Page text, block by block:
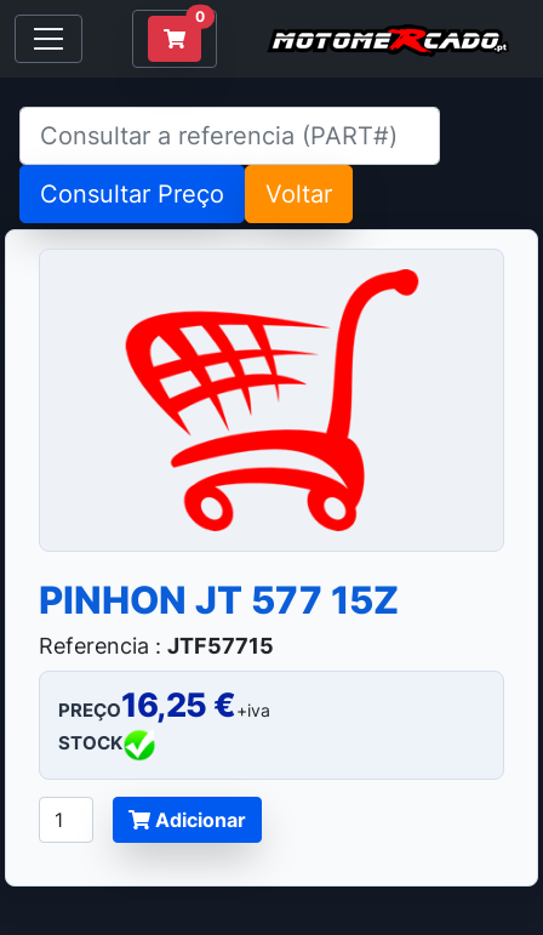
0
Consultar Preço Voltar
PINHON JT 577 15Z
Referencia : JTF57715
PREÇO16,25 €+iva
STOCK
Adicionar